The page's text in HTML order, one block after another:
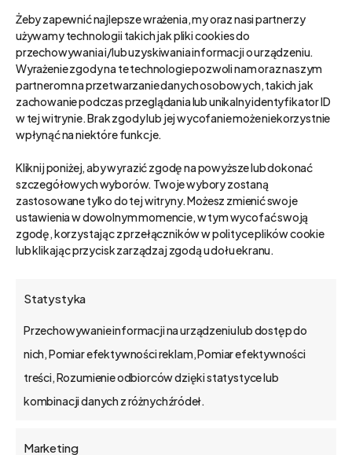
Żeby zapewnić najlepsze wrażenia, my oraz nasi partnerzy
używamy technologii takich jak pliki cookies do
przechowywania i/lub uzyskiwania informacji o urządzeniu.
Wyrażenie zgody na te technologie pozwoli nam oraz naszym
partnerom na przetwarzanie danych osobowych, takich jak
zachowanie podczas przeglądania lub unikalny identyfikator ID
w tej witrynie. Brak zgody lub jej wycofanie może niekorzystnie
wpłynąć na niektóre funkcje.
Kliknij poniżej, aby wyrazić zgodę na powyższe lub dokonać
szczegółowych wyborów. Twoje wybory zostaną
zastosowane tylko do tej witryny. Możesz zmienić swoje
ustawienia w dowolnym momencie, w tym wycofać swoją
zgodę, korzystając z przełączników w polityce plików cookie
lub klikając przycisk zarządzaj zgodą u dołu ekranu.
Statystyka
Przechowywanie informacji na urządzeniu lub dostęp do
nich, Pomiar efektywności reklam, Pomiar efektywności
treści, Rozumienie odbiorców dzięki statystyce lub
kombinacji danych z różnych źródeł.
Marketing
FAQ
Waszych klientów?
W zakładceKlienciznajdziesz case studies z
różnych branż. Zobacz kto z nami
w biznesie.
Z firmami z jakich branż